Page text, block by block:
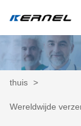
thuis >
Wereldwijde